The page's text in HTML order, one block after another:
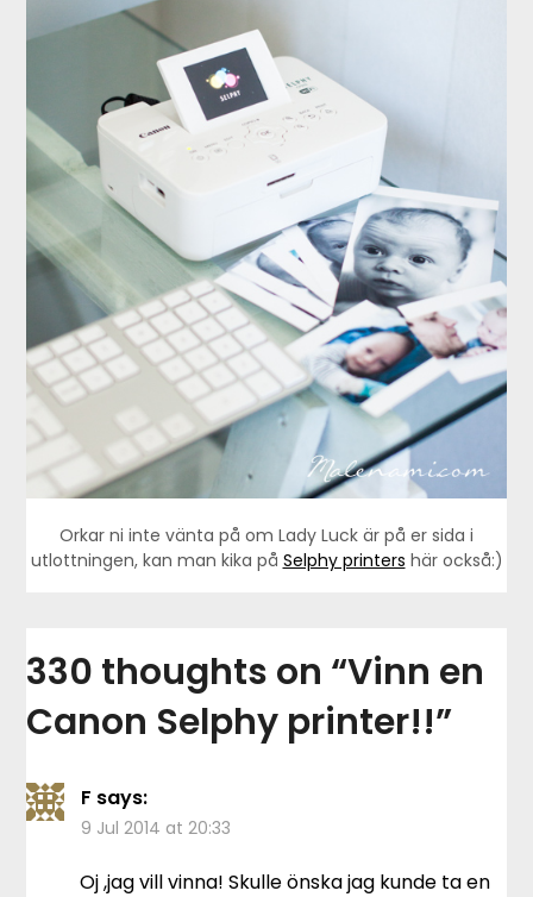
Orkar ni inte vänta på om Lady Luck är på er sida i
utlottningen, kan man kika på Selphy printers här också:)
330 thoughts on “Vinn en
Canon Selphy printer!!”
F says:
9 Jul 2014 at 20:33
Oj ,jag vill vinna! Skulle önska jag kunde ta en